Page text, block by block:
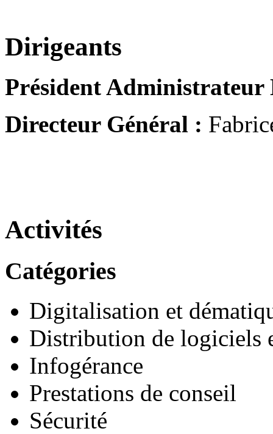
Dirigeants
Président Administrateur
Directeur Général :
Activités
Catégories
Digitalisation et
Distribution de logiciels
Infogérance
Prestations de conseil
Sécurité